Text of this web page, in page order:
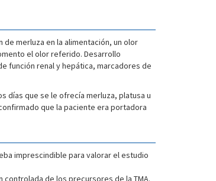
merluza en la alimentación, un olor
el olor referido. Desarrollo
función renal y hepática, marcadores de
días que se le ofrecía merluza, platusa u
que la paciente era portadora
imprescindible para valorar el estudio
de los precursores de la TMA.